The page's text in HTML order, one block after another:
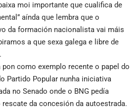
moi importante que cualifica de
aínda que lembra que o
da formación nacionalista vai máis
a que sexa galega e libre de
pon como exemplo recente o papel do
Partido Popular nunha iniciativa
no Senado onde o BNG pedía
rescate da concesión da autoestrada.